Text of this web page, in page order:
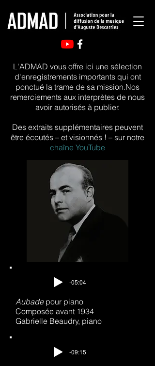
L'ADMAD vous offre ici une sélection
d'enregistrements importants qui ont
ponctué la trame de sa mission.Nos
remerciements aux interprètes de nous
avoir autorisés à publier.
Des extraits supplémentaires peuvent
être écoutés – et visionnés ! – sur notre
chaîne YouTube
-05:04
Aubadepour piano
Composée avant 1934
Gabrielle Beaudry, piano
-09:15